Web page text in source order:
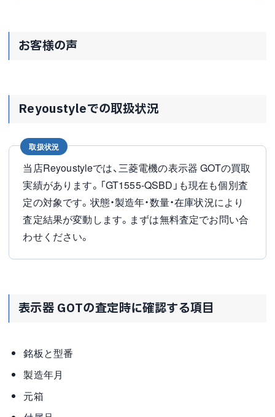
お客様の声
Reyoustyleでの取扱状況
取扱状況
当店Reyoustyleでは、三菱電機の表示器 GOTの買取
実績があります。「GT1555-QSBD」も現在も個別査
定の対象です。状態・製造年・数量・在庫状況により
査定結果が変動します。まずは無料査定でお問い合
わせください。
表示器 GOTの査定時に確認する項目
銘板と型番
製造年月
元箱